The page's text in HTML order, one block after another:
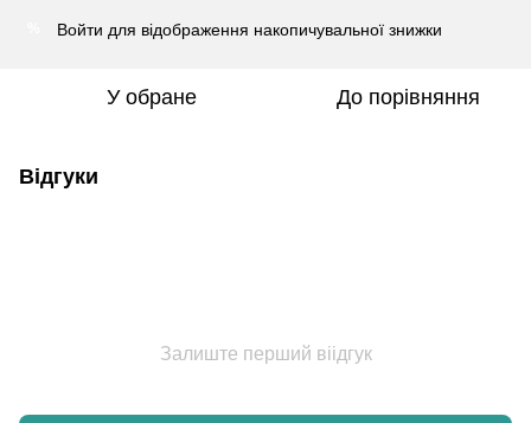
Войти для відображення накопичувальної знижки
У обране До порівняння
Відгуки
Залиште перший віідгук